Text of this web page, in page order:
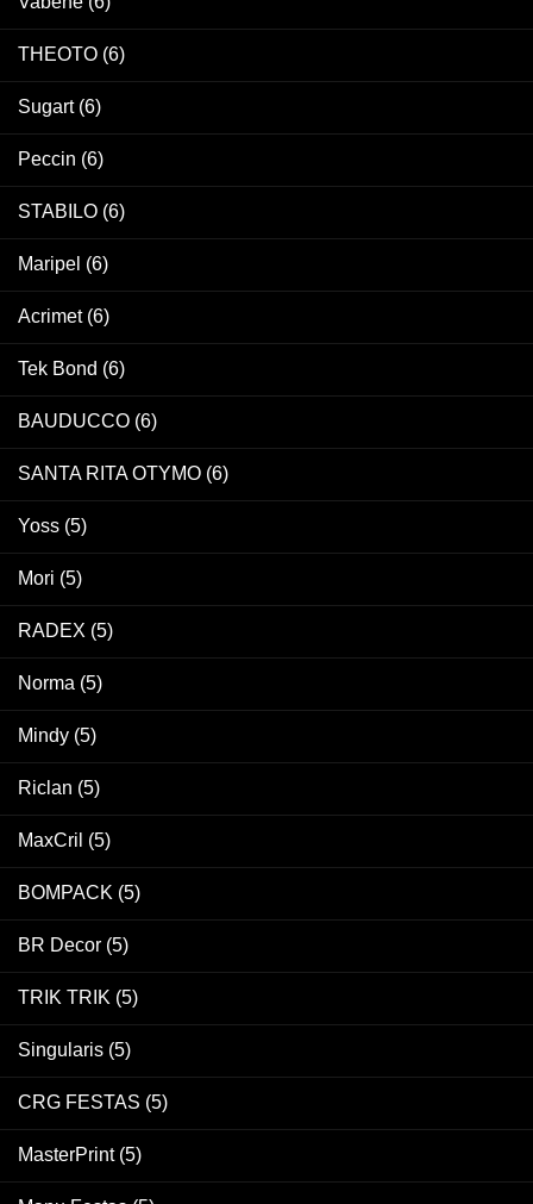
THEOTO (6)
Sugart (6)
Peccin (6)
STABILO (6)
Maripel (6)
Acrimet (6)
Tek Bond (6)
BAUDUCCO (6)
SANTA RITA OTYMO (6)
Yoss (5)
Mori (5)
RADEX (5)
Norma (5)
Mindy (5)
Riclan (5)
MaxCril (5)
BOMPACK (5)
BR Decor (5)
TRIK TRIK (5)
Singularis (5)
CRG FESTAS (5)
MasterPrint (5)